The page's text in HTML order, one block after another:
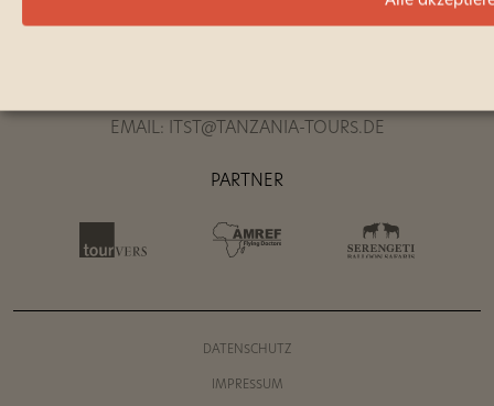
EMAIL: ITST@TANZANIA-TOURS.DE
PARTNER
DATENSCHUTZ
IMPRESSUM